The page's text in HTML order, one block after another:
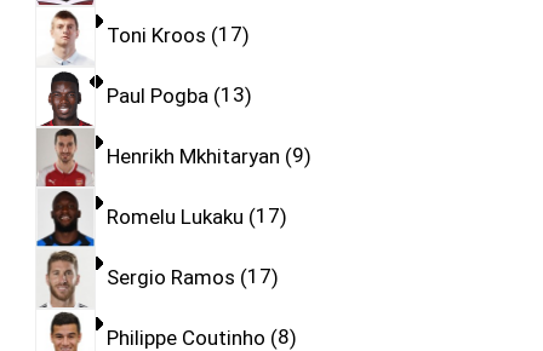
Toni Kroos 17
Paul Pogba 13
Henrikh Mkhitaryan 9
Romelu Lukaku 17
Sergio Ramos 17
Philippe Coutinho 8